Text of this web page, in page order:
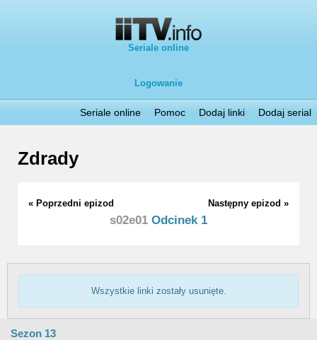
Seriale online
Logowanie
Seriale online Pomoc Dodaj linki Dodaj serial
Zdrady
« Poprzedni epizod Następny epizod »
s02e01 Odcinek 1
Wszystkie linki zostały usunięte.
Sezon 13